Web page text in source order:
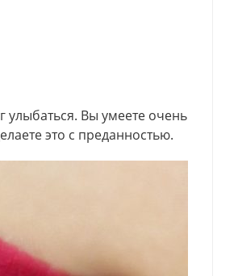
улыбаться. Вы умеете очень
это с преданностью.